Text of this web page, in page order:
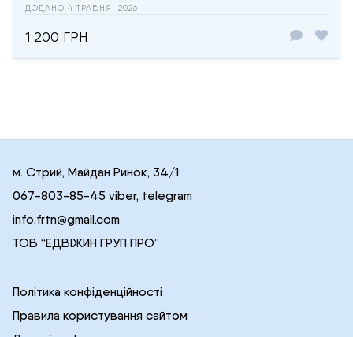
ДОДАНО 4 ТРАВНЯ, 2026
1 200 ГРН
м. Стрий, Майдан Ринок, 34/1
067-803-85-45 viber, telegram
info.frtn@gmail.com
ТОВ “ЕДВІЖИН ГРУП ПРО”
Політика конфіденційності
Правила користування сайтом